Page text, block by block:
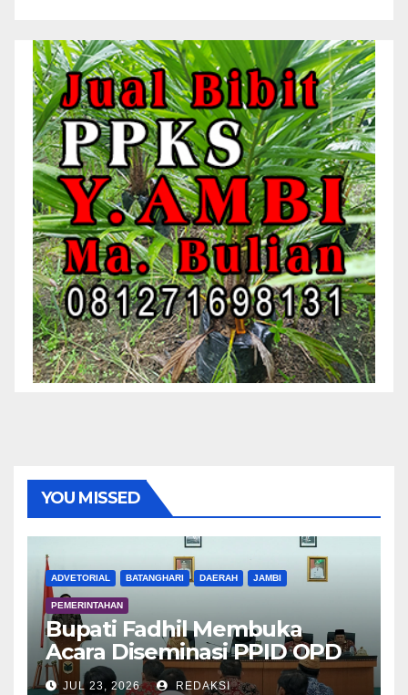
YOU MISSED
ADVETORIAL BATANGHARI DAERAH JAMBI
PEMERINTAHAN
Bupati Fadhil Membuka
Acara Diseminasi PPID OPD
Dalam Rangka E-Monev
JUL 23, 2026 REDAKSI